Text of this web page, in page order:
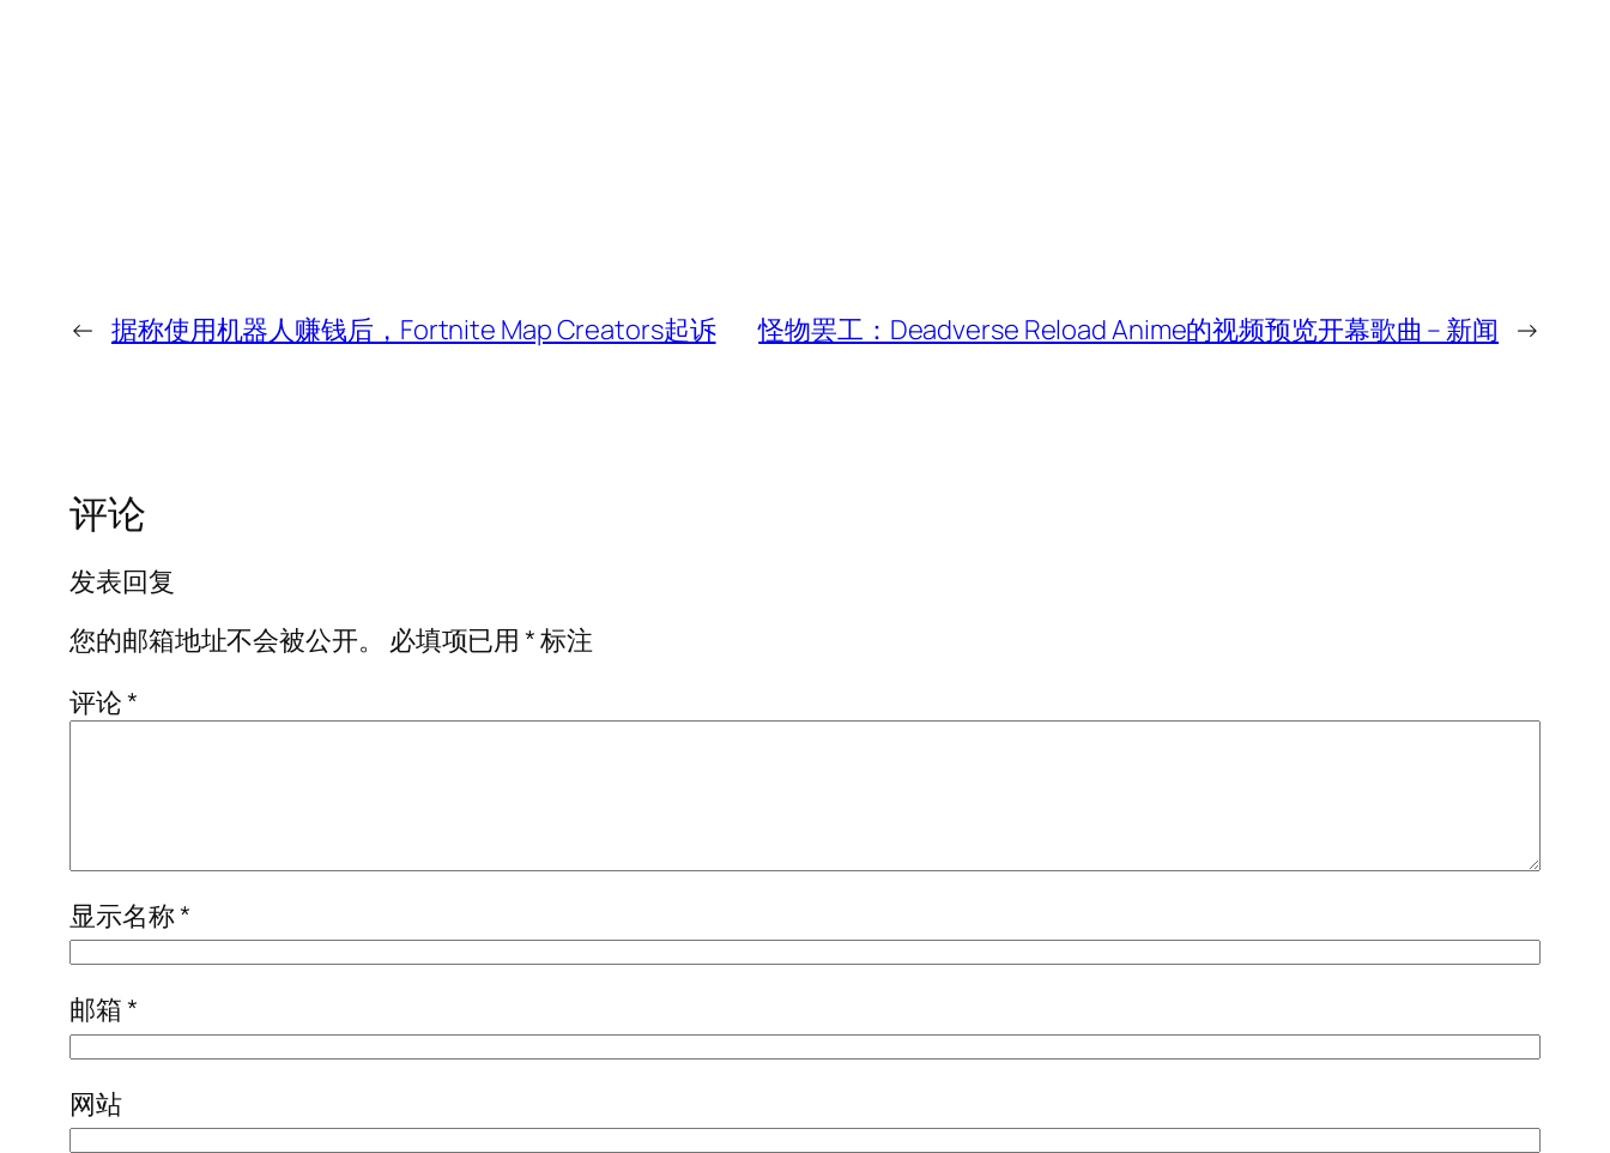
← 据称使用机器人赚钱后，Fortnite Map Creators起诉 怪物罢工：Deadverse Reload Anime的视频预览开幕歌曲 – 新闻 →
评论
发表回复
您的邮箱地址不会被公开。
必填项已用*标注
评论*
显示名称*
邮箱*
网站